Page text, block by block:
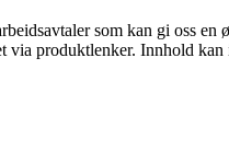
som kan gi oss en
produktlenker. Innhold